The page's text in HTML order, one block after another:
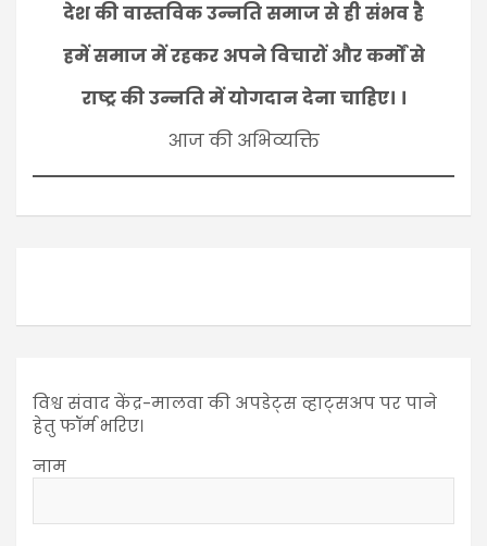
देश की वास्तविक उन्नति समाज से ही संभव है
हमें समाज में रहकर अपने विचारों और कर्मों से
राष्ट्र की उन्नति में योगदान देना चाहिए। ।
आज की अभिव्यक्ति
विश्व संवाद केंद्र-मालवा की अपडेट्स व्हाट्सअप पर पाने
हेतु फॉर्म भरिए।
नाम